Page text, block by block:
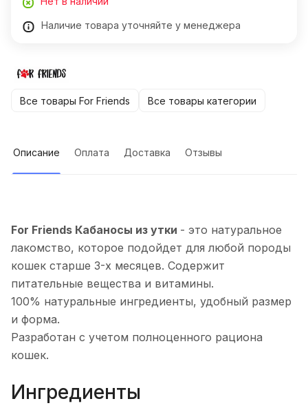
Наличие товара уточняйте у менеджера
Все товары For Friends Все товары категории
Описание Оплата Доставка Отзывы
For Friends Кабаносы из утки - это натуральное
лакомство, которое подойдет для любой породы
кошек старше 3-х месяцев. Содержит
питательные вещества и витамины.
100% натуральные ингредиенты, удобный размер
и форма.
Разработан с учетом полноценного рациона
кошек.
Ингредиенты